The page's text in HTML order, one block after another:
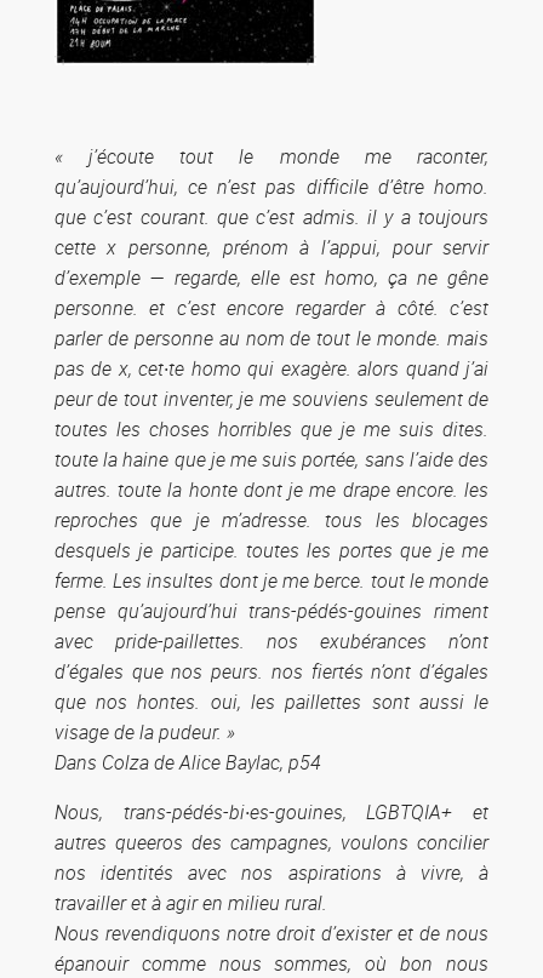
« j’écoute tout le monde me raconter,
qu’aujourd’hui, ce n’est pas difficile d’être homo.
que c’est courant. que c’est admis. il y a toujours
cette x personne, prénom à l’appui, pour servir
d’exemple — regarde, elle est homo, ça ne gêne
personne. et c’est encore regarder à côté. c’est
parler de personne au nom de tout le monde. mais
pas de x, cet·te homo qui exagère. alors quand j’ai
peur de tout inventer, je me souviens seulement de
toutes les choses horribles que je me suis dites.
toute la haine que je me suis portée, sans l’aide des
autres. toute la honte dont je me drape encore. les
reproches que je m’adresse. tous les blocages
desquels je participe. toutes les portes que je me
ferme. Les insultes dont je me berce. tout le monde
pense qu’aujourd’hui trans-pédés-gouines riment
avec pride-paillettes. nos exubérances n’ont
d’égales que nos peurs. nos fiertés n’ont d’égales
que nos hontes. oui, les paillettes sont aussi le
visage de la pudeur. »
Dans Colza de Alice Baylac, p54
Nous, trans-pédés-bi·es-gouines, LGBTQIA+ et
autres queeros des campagnes, voulons concilier
nos identités avec nos aspirations à vivre, à
travailler et à agir en milieu rural.
Nous revendiquons notre droit d’exister et de nous
épanouir comme nous sommes, où bon nous